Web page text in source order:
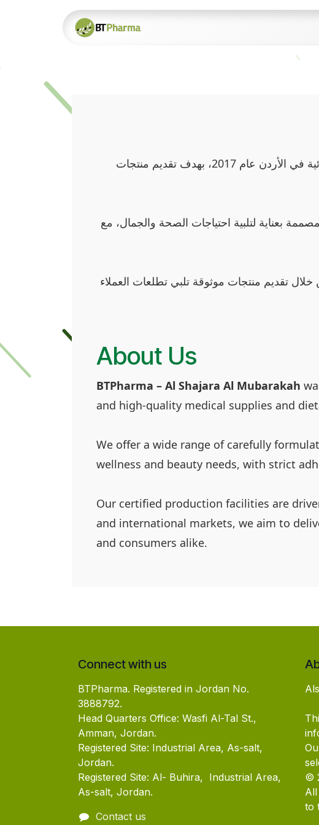
لصناعة المستلزمات الطبية والمكملات الغذائية في الأردن عام 2017، بهدف تقديم منتجات
بعناية لتلبية احتياجات الصحة والجمال، مع
تقديم منتجات موثوقة تلبي تطلعات العملاء
About Us
BTPharma – Al Shajara Al Mubarakah
and high-quality medical supplies and
We offer a wide range of carefully
wellness and beauty needs, with strict
Our certified production facilities are
and international markets, we aim to
and consumers alike.
Connect with us
BTPharma. Registered in Jordan No.
3888792.
Head Quarters Office: Wasfi Al-Tal St.,
Amman, Jordan.
Registered Site: Industrial Area, As-salt,
Jordan.
Registered Site: Al- Buhira, Industrial Area,
As-salt, Jordan.
Contact us
©
to